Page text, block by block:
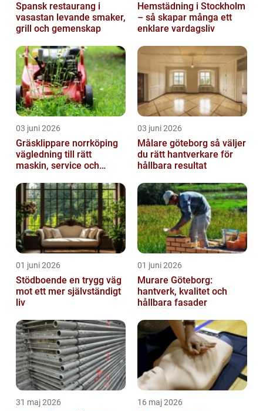
Spansk restaurang i
vasastan levande smaker,
grill och gemenskap
Hemstädning i Stockholm
– så skapar många ett
enklare vardagsliv
03 juni 2026
Gräsklippare norrköping
vägledning till rätt
maskin, service och
03 juni 2026
Målare göteborg så väljer
du rätt hantverkare för
hållbara resultat
01 juni 2026
Stödboende en trygg väg
mot ett mer självständigt
liv
01 juni 2026
Murare Göteborg:
hantverk, kvalitet och
hållbara fasader
31 maj 2026 16 maj 2026